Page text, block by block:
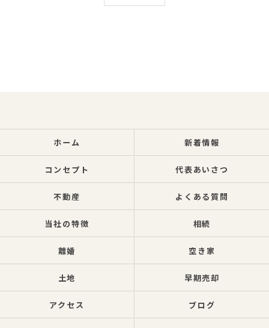
ホーム 新着情報
コンセプト 代表あいさつ
不動産 よくある質問
当社の特徴 相続
離婚 空き家
土地 早期売却
アクセス ブログ